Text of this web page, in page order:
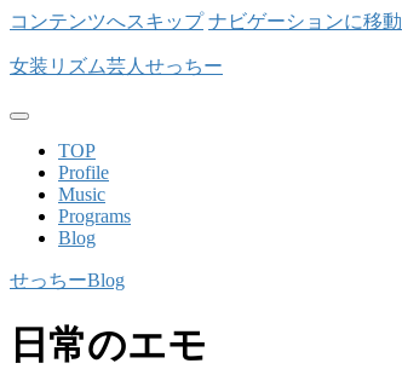
コンテンツへスキップ ナビゲーションに移動
女装リズム芸人せっちー
TOP
Profile
Music
Programs
Blog
せっちーBlog
日常のエモ